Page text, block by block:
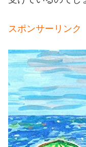
スポンサーリンク